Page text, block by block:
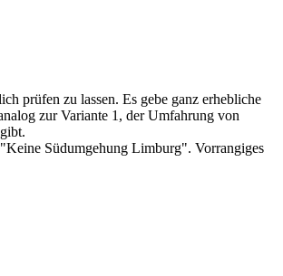
prüfen zu lassen. Es gebe ganz erhebliche
zur Variante 1, der Umfahrung von
Südumgehung Limburg". Vorrangiges